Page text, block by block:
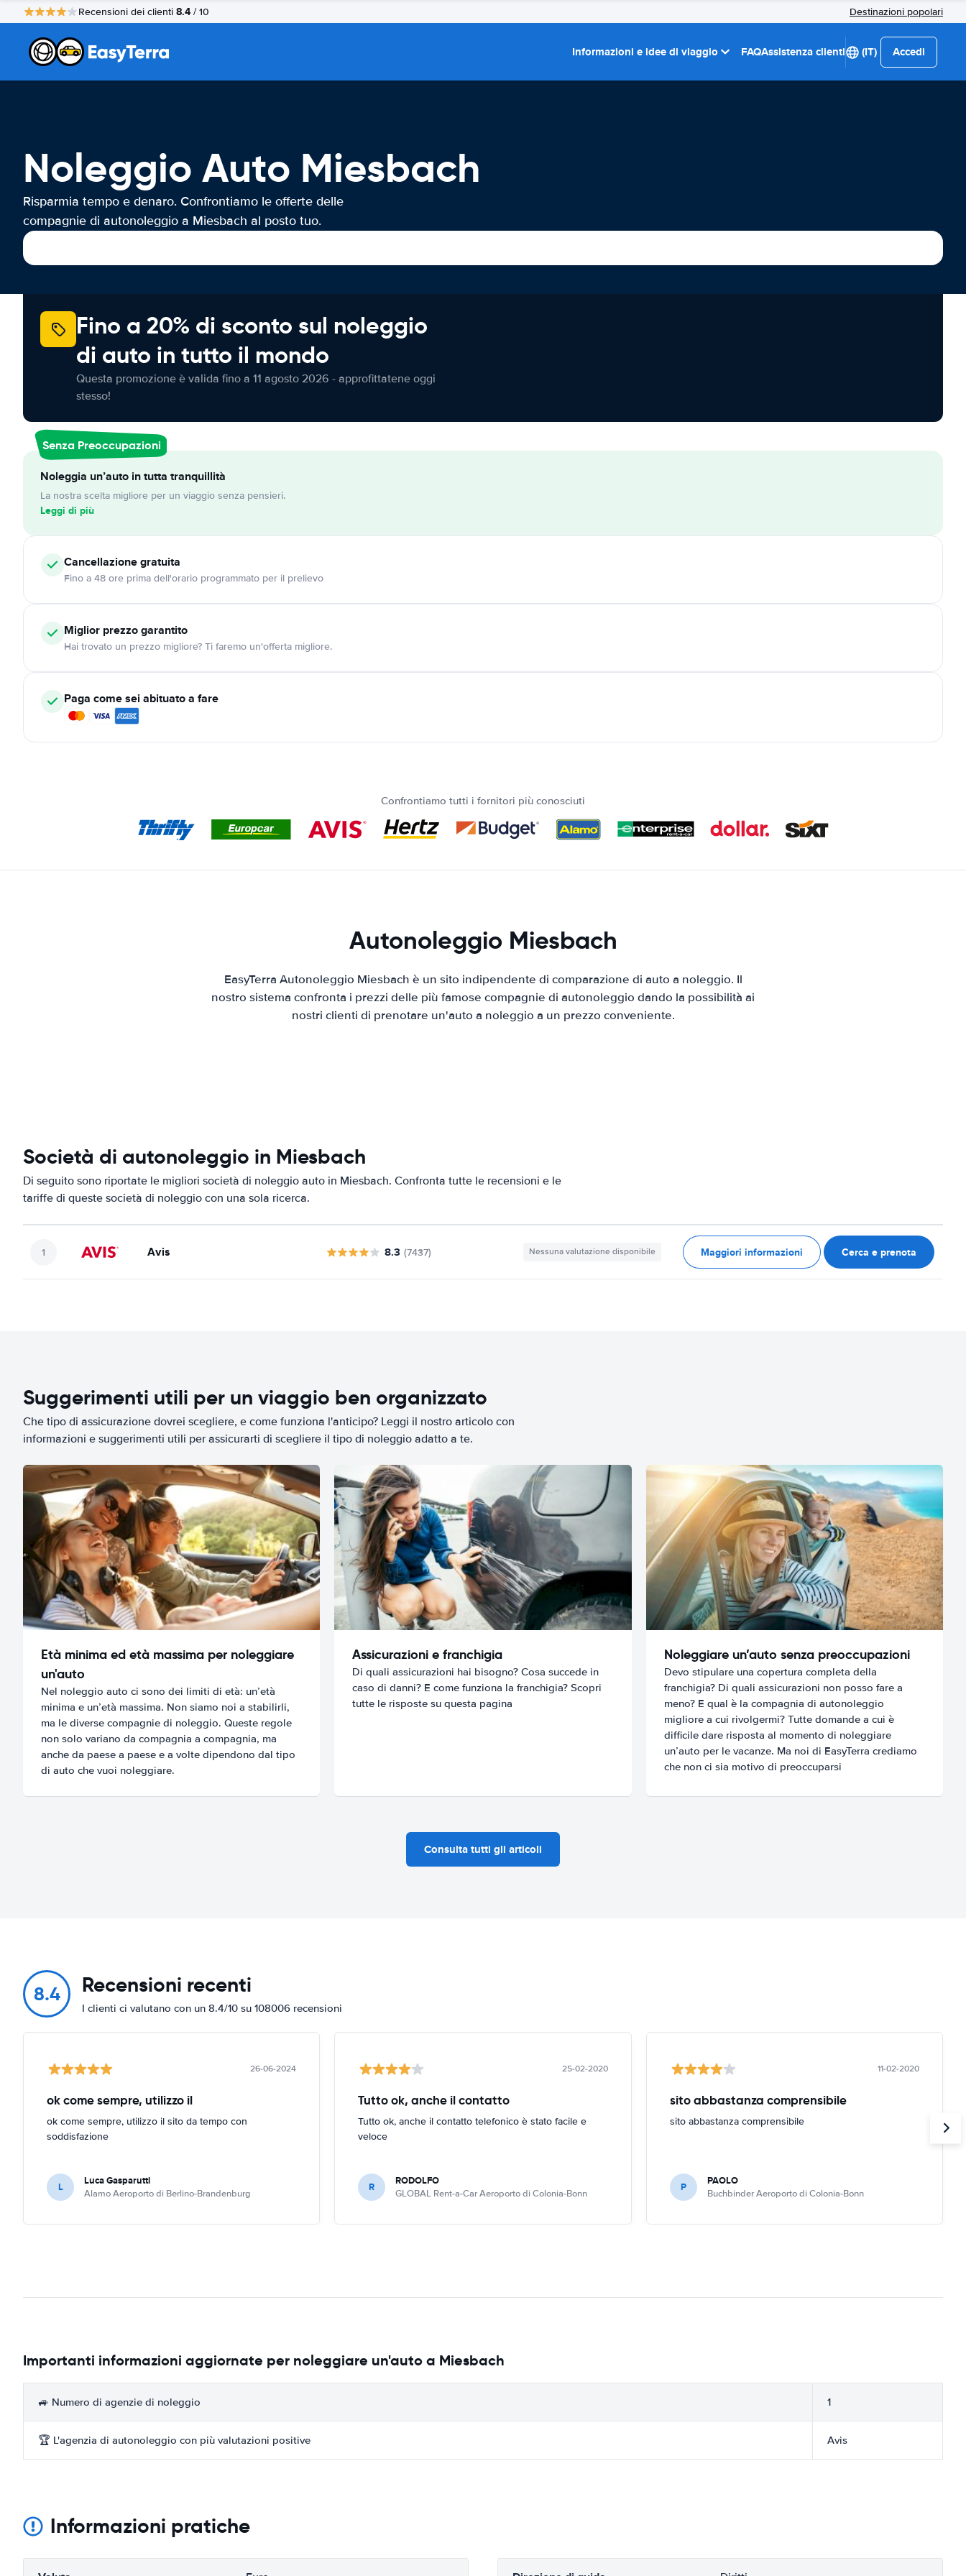
Recensioni dei clienti 8.4 / 10 Destinazioni popolari
Informazioni e idee di viaggio FAQAssistenza clienti (IT) Accedi
Noleggio Auto Miesbach
Risparmia tempo e denaro. Confrontiamo le offerte delle
compagnie di autonoleggio a Miesbach al posto tuo.
Fino a 20% di sconto sul noleggio
di auto in tutto il mondo
Questa promozione è valida fino a 11 agosto 2026 - approfittatene oggi
stesso!
Senza Preoccupazioni
Noleggia un’auto in tutta tranquillità
La nostra scelta migliore per un viaggio senza pensieri.
Leggi di più
Cancellazionegratuita
Fino a 48 ore prima dell'orario programmato per il prelievo
Miglior prezzo garantito
Hai trovato un prezzo migliore? Ti faremo un'offerta migliore.
Paga come sei abituato a fare
Confrontiamo tutti i fornitori più conosciuti
Autonoleggio Miesbach
EasyTerra Autonoleggio Miesbach è un sito indipendente di comparazione di auto a noleggio. Il
nostro sistema confronta i prezzi delle più famose compagnie di autonoleggio dando la possibilità ai
nostri clienti di prenotare un'auto a noleggio a un prezzo conveniente.
Società di autonoleggio in Miesbach
Di seguito sono riportate le migliori società di noleggio auto in Miesbach. Confronta tutte le recensioni e le
tariffe di queste società di noleggio con una sola ricerca.
Avis 8.3 (7437) Nessuna valutazione disponibile Maggiori informazioni Cerca e prenota
Suggerimenti utili per un viaggio ben organizzato
Che tipo di assicurazione dovrei scegliere, e come funziona l'anticipo? Leggi il nostro articolo con
informazioni e suggerimenti utili per assicurarti di scegliere il tipo di noleggio adatto a te.
Età minima ed età massima per noleggiare
un'auto
Nel noleggio auto ci sono dei limiti di età: un’età
minima e un’età massima. Non siamo noi a stabilirli,
ma le diverse compagnie di noleggio. Queste regole
non solo variano da compagnia a compagnia, ma
anche da paese a paese e a volte dipendono dal tipo
di auto che vuoi noleggiare.
Assicurazioni e franchigia
Di quali assicurazioni hai bisogno? Cosa succede in
caso di danni? E come funziona la franchigia? Scopri
tutte le risposte su questa pagina
Noleggiare un’auto senza preoccupazioni
Devo stipulare una copertura completa della
franchigia? Di quali assicurazioni non posso fare a
meno? E qual è la compagnia di autonoleggio
migliore a cui rivolgermi? Tutte domande a cui è
difficile dare risposta al momento di noleggiare
un’auto per le vacanze. Ma noi di EasyTerra crediamo
che non ci sia motivo di preoccuparsi
Consulta tutti gli articoli
8.4 Recensioni recenti
I clienti ci valutano con un 8.4/10 su 108006 recensioni
26-06-2024
ok come sempre, utilizzo il
ok come sempre, utilizzo il sito da tempo con
soddisfazione
L Luca Gasparutti
Alamo Aeroporto di Berlino-Brandenburg
25-02-2020
Tutto ok, anche il contatto
Tutto ok, anche il contatto telefonico è stato facile e
veloce
R RODOLFO
GLOBAL Rent-a-Car Aeroporto di Colonia-Bonn
11-02-2020
sito abbastanza comprensibile
sito abbastanza comprensibile
P PAOLO
Buchbinder Aeroporto di Colonia-Bonn
Importanti informazioni aggiornate per noleggiare un'auto a Miesbach
🚙 Numero di agenzie di noleggio 1
🏆 L'agenzia di autonoleggio con più valutazioni positive Avis
Informazioni pratiche